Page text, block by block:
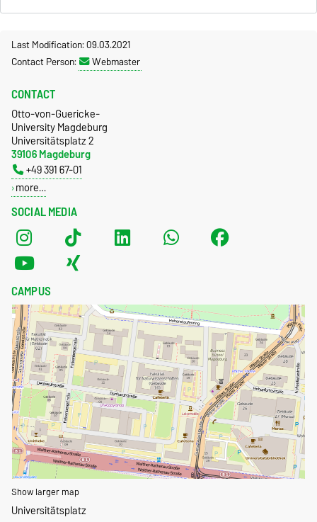
Last Modification: 09.03.2021
Contact Person:
Webmaster
SOCIAL MEDIA
CONTACT
Otto-von-Guericke-
University Magdeburg
Universitätsplatz 2
39106 Magdeburg
+49 391 67-01
more…
CAMPUS
Show larger map
Universitätsplatz